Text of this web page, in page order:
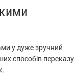
у дуже зручний
способів переказу